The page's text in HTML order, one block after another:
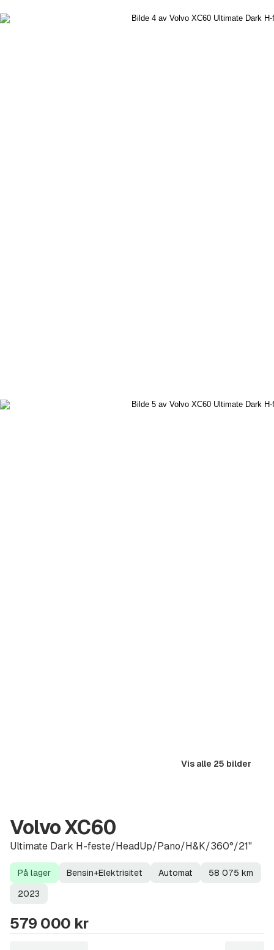
Vis alle 25 bilder
Volvo XC60
Ultimate Dark H-feste/HeadUp/Pano/H&K/360°/21"
Lagerstatus
På lager
Drivstoff
Bensin+Elektrisitet
Girkasse
Automat
Kilometerstand
58 075 km
Modellår
2023
579 000 kr